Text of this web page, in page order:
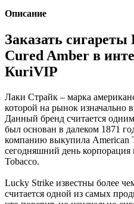
Описание
Заказать
Cured Amber в
КuriVIP
Лаки Страйк – марка
которой на рынок изначально
Данный бренд считается
был основан в далеком 1871
компанию выкупила American
сегодняшний день корпорация
Tobacco.
Lucky Strike известны более
считается одной из самых